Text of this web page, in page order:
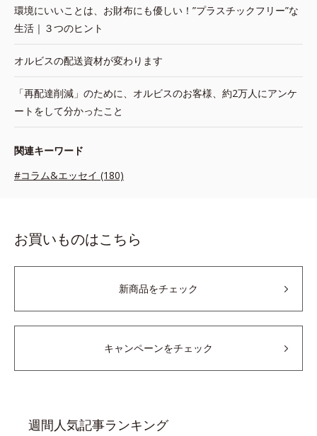
環境にいいことは、お財布にも優しい！”プラスチックフリー”な
生活｜３つのヒント
オルビスの配送資材が変わります
「再配達削減」のために、オルビスのお客様、約2万人にアンケ
ートをして分かったこと
関連キーワード
#コラム&エッセイ (180)
お買いものはこちら
新商品をチェック
キャンペーンをチェック
週間人気記事ランキング